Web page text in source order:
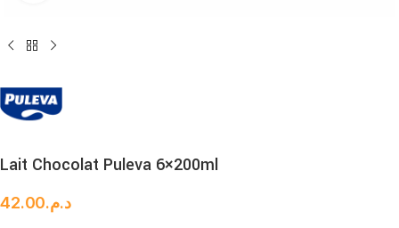
Lait Chocolat Puleva 6×200ml
د.م.42.00